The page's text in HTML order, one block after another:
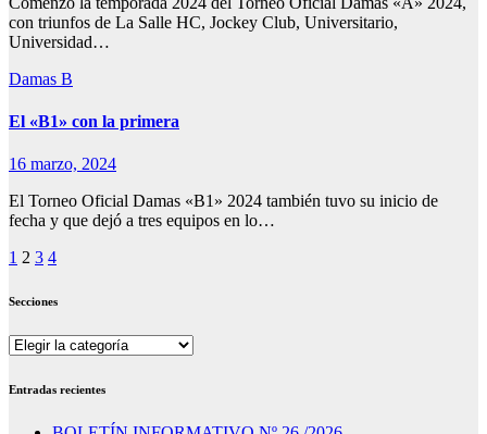
con triunfos de La Salle HC, Jockey Club, Universitario,
Universidad…
Damas B
El «B1» con la primera
16 marzo, 2024
El Torneo Oficial Damas «B1» 2024 también tuvo su inicio de
fecha y que dejó a tres equipos en lo…
Paginación
de
1 2 3 4
Secciones
Secciones
Entradas recientes